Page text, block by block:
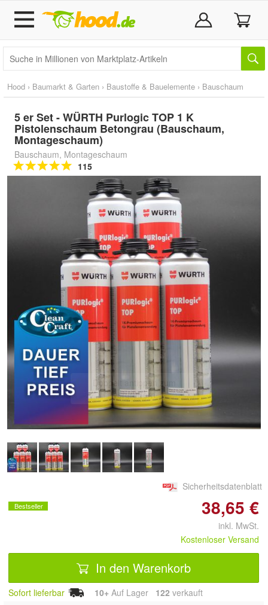
Hood › Baumarkt & Garten › Baustoffe & Bauelemente › Bauschaum
5 er Set - WÜRTH Purlogic TOP 1 K
Pistolenschaum Betongrau (Bauschaum,
Montageschaum)
Bauschaum, Montageschaum
115
Doppelt antippen zum
vergrößern
Sicherheitsdatenblatt
Bestseller 38,65 €
inkl. MwSt.
Kostenloser Versand
In den Warenkorb
Sofort lieferbar 10+ Auf Lager 122 verkauft